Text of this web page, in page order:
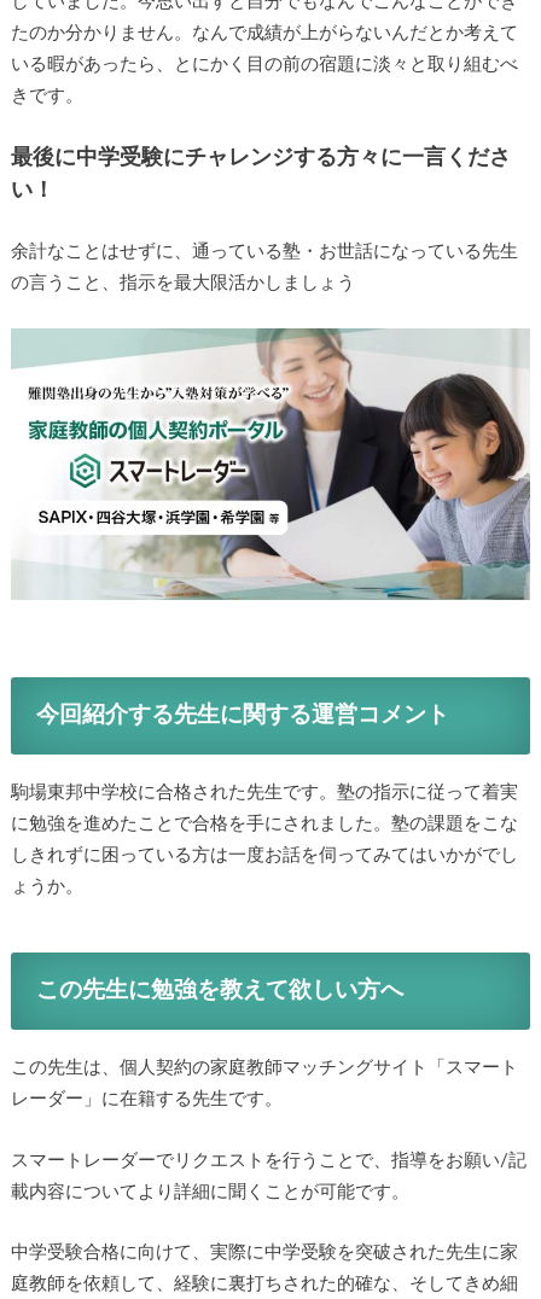
たのか分かりません。なんで成績が上がらないんだとか考えて
いる暇があったら、とにかく目の前の宿題に淡々と取り組むべ
きです。
最後に中学受験にチャレンジする方々に一言くださ
い！
余計なことはせずに、通っている塾・お世話になっている先生
の言うこと、指示を最大限活かしましょう
今回紹介する先生に関する運営コメント
駒場東邦中学校に合格された先生です。塾の指示に従って着実
に勉強を進めたことで合格を手にされました。塾の課題をこな
しきれずに困っている方は一度お話を伺ってみてはいかがでし
ょうか。
この先生に勉強を教えて欲しい方へ
この先生は、個人契約の家庭教師マッチングサイト「スマート
レーダー」に在籍する先生です。
スマートレーダーでリクエストを行うことで、指導をお願い/記
載内容についてより詳細に聞くことが可能です。
中学受験合格に向けて、実際に中学受験を突破された先生に家
庭教師を依頼して、経験に裏打ちされた的確な、そしてきめ細